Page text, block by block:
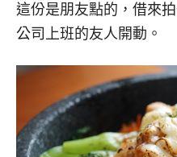
這份是朋友點的，借來
公司上班的友人開動。